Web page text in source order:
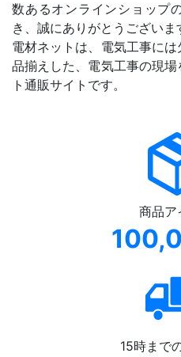
数あるオンラインショップ
き、誠にありがとうございま
電材ネットは、電気工事に
品揃えした、電気工事の現
ト通販サイトです。
商品ア
15時まで